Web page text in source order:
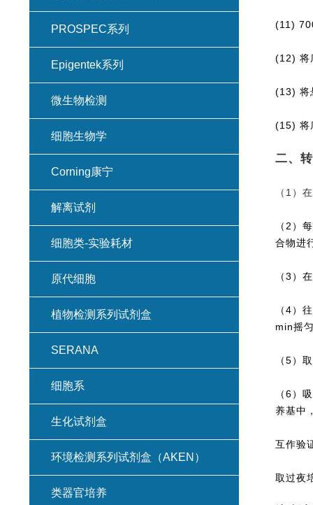
(11)
(12) 将
(13) 将
(15) 将
二、
（1）
（2）
合物进
（3）
（4）
min摇
（5）
（6）
养基中
互作验
取过夜
PROSPEC系列
Epigentek系列
微生物检测
细胞生物学
Corning康宁
解离试剂
细胞类-实验耗材
原代细胞
植物检测系列试剂盒
SERANA
细胞系
生化试剂盒
环境检测系列试剂盒（AKEN）
类器官培养